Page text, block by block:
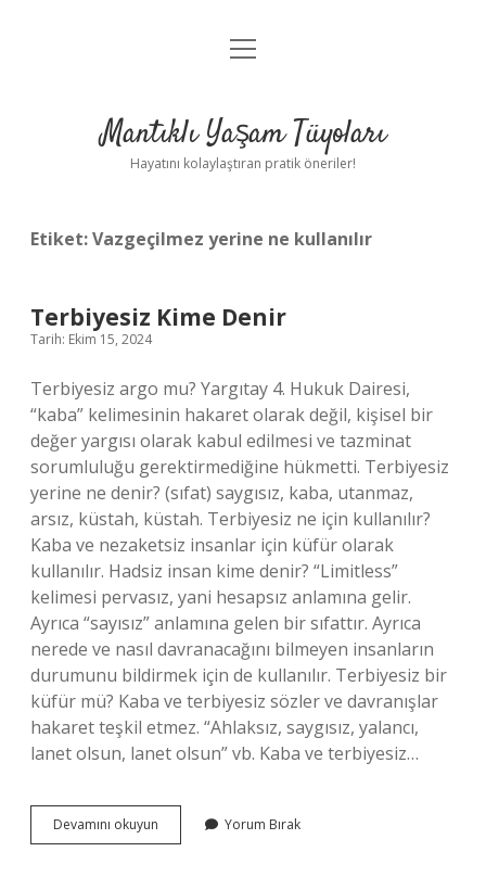
Anasayfa
Yasal Uyarı
menüyü
Mantıklı Yaşam Tüyoları
Hayatını kolaylaştıran pratik öneriler!
Etiket:Vazgeçilmez yerine ne kullanılır
Terbiyesiz Kime Denir
Tarih: Ekim 15, 2024
Terbiyesiz argo mu? Yargıtay 4. Hukuk Dairesi,
“kaba” kelimesinin hakaret olarak değil, kişisel bir
değer yargısı olarak kabul edilmesi ve tazminat
sorumluluğu gerektirmediğine hükmetti. Terbiyesiz
yerine ne denir? (sıfat) saygısız, kaba, utanmaz,
arsız, küstah, küstah. Terbiyesiz ne için kullanılır?
Kaba ve nezaketsiz insanlar için küfür olarak
kullanılır. Hadsiz insan kime denir? “Limitless”
kelimesi pervasız, yani hesapsız anlamına gelir.
Ayrıca “sayısız” anlamına gelen bir sıfattır. Ayrıca
nerede ve nasıl davranacağını bilmeyen insanların
durumunu bildirmek için de kullanılır. Terbiyesiz bir
küfür mü? Kaba ve terbiyesiz sözler ve davranışlar
hakaret teşkil etmez. “Ahlaksız, saygısız, yalancı,
lanet olsun, lanet olsun” vb. Kaba ve terbiyesiz…
Devamını okuyun Terbiyesiz
Kime
Yorum Bırak